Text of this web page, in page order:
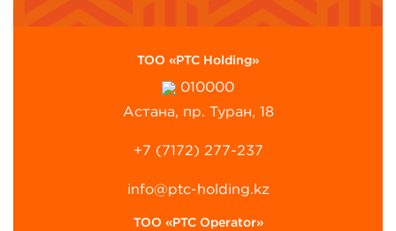
ТОО «PTC Holding»
010000
Астана, пр. Туран, 18
+7 (7172) 277-237
info@ptc-holding.kz
ТОО «PTC Operator»